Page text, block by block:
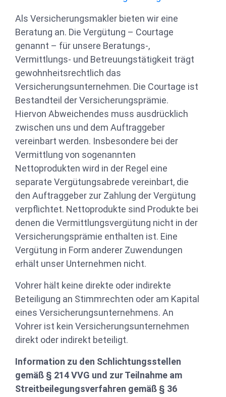
Als Versicherungsmakler bieten wir eine
Beratung an. Die Vergütung – Courtage
genannt – für unsere Beratungs-,
Vermittlungs- und Betreuungstätigkeit trägt
gewohnheitsrechtlich das
Versicherungsunternehmen. Die Courtage ist
Bestandteil der Versicherungsprämie.
Hiervon Abweichendes muss ausdrücklich
zwischen uns und dem Auftraggeber
vereinbart werden. Insbesondere bei der
Vermittlung von sogenannten
Nettoprodukten wird in der Regel eine
separate Vergütungsabrede vereinbart, die
den Auftraggeber zur Zahlung der Vergütung
verpflichtet. Nettoprodukte sind Produkte bei
denen die Vermittlungsvergütung nicht in der
Versicherungsprämie enthalten ist. Eine
Vergütung in Form anderer Zuwendungen
erhält unser Unternehmen nicht.
Vohrer hält keine direkte oder indirekte
Beteiligung an Stimmrechten oder am Kapital
eines Versicherungsunternehmens. An
Vohrer ist kein Versicherungsunternehmen
direkt oder indirekt beteiligt.
Information zu den Schlichtungsstellen
gemäß § 214 VVG und zur Teilnahme am
Streitbeilegungsverfahren gemäß § 36